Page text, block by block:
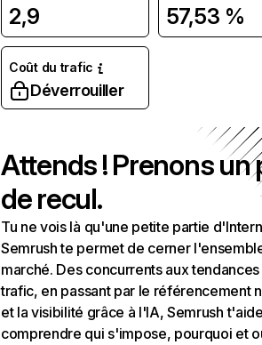
2,9 57,53 %
Coût du trafic
Déverrouiller
Attends ! Prenons un
de recul.
Tu ne vois là qu'une petite partie
Semrush te permet de cerner
marché. Des concurrents aux
trafic, en passant par le référencement
et la visibilité grâce à l'IA, Semrush
comprendre qui s'impose, pourquoi et